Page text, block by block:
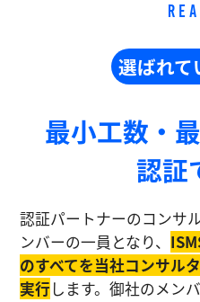
選ばれて
最小工数・
認証
認証パートナーのコンサ
ンバーの一員となり、
のすべてを当社コンサル
実⾏ します。御社のメン